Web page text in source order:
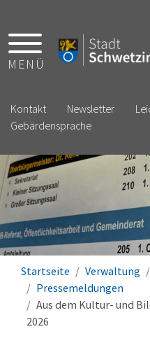
MENÜ
Kontakt Newsletter
Gebärdensprache
Startseite Verwaltung
Pressemeldungen
Aus dem Kultur- und
2026